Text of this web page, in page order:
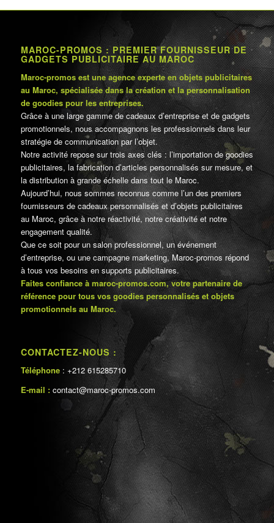
MAROC-PROMOS : PREMIER FOURNISSEUR DE
GADGETS PUBLICITAIRE AU MAROC
Maroc-promos est une agence experte en objets publicitaires
au Maroc, spécialisée dans la création et la personnalisation
de goodies pour les entreprises.
Grâce à une large gamme de cadeaux d’entreprise et de gadgets
promotionnels, nous accompagnons les professionnels dans leur
stratégie de communication par l’objet.
Notre activité repose sur trois axes clés : l’importation de goodies
publicitaires, la fabrication d’articles personnalisés sur mesure, et
la distribution à grande échelle dans tout le Maroc.
Aujourd’hui, nous sommes reconnus comme l’un des premiers
fournisseurs de cadeaux personnalisés et d’objets publicitaires
au Maroc, grâce à notre réactivité, notre créativité et notre
engagement qualité.
Que ce soit pour un salon professionnel, un événement
d’entreprise, ou une campagne marketing, Maroc-promos répond
à tous vos besoins en supports publicitaires.
Faites confiance à maroc-promos.com, votre partenaire de
référence pour tous vos goodies personnalisés et objets
promotionnels au Maroc.
CONTACTEZ-NOUS :
Téléphone : +212 615285710
E-mail : contact@maroc-promos.com